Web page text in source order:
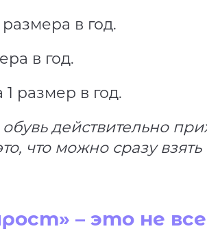
в год.
в год.
размер в год.
действительно
что можно сразу взять
– это не